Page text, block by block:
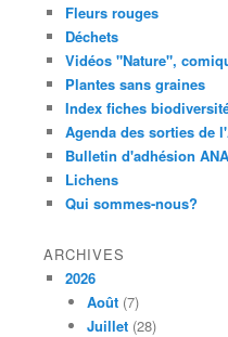
Fleurs rouges
Déchets
Vidéos "Nature",
Plantes sans graines
Index fiches
Agenda des sorties de
Bulletin d'adhésion
Lichens
Qui sommes-nous?
ARCHIVES
2026
Août (7)
Juillet (28)